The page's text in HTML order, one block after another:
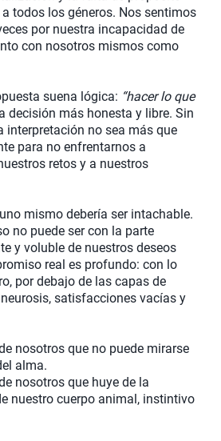
todos los géneros. Nos sentimos
por nuestra incapacidad de
con nosotros mismos como
suena lógica: “hacer lo que
decisión más honesta y libre. Sin
interpretación no sea más que
para no enfrentarnos a
retos y a nuestros
mismo debería ser intachable.
no puede ser con la parte
y voluble de nuestros deseos
real es profundo: con lo
por debajo de las capas de
satisfacciones vacías y
nosotros que no puede mirarse
alma.
nosotros que huye de la
nuestro cuerpo animal, instintivo